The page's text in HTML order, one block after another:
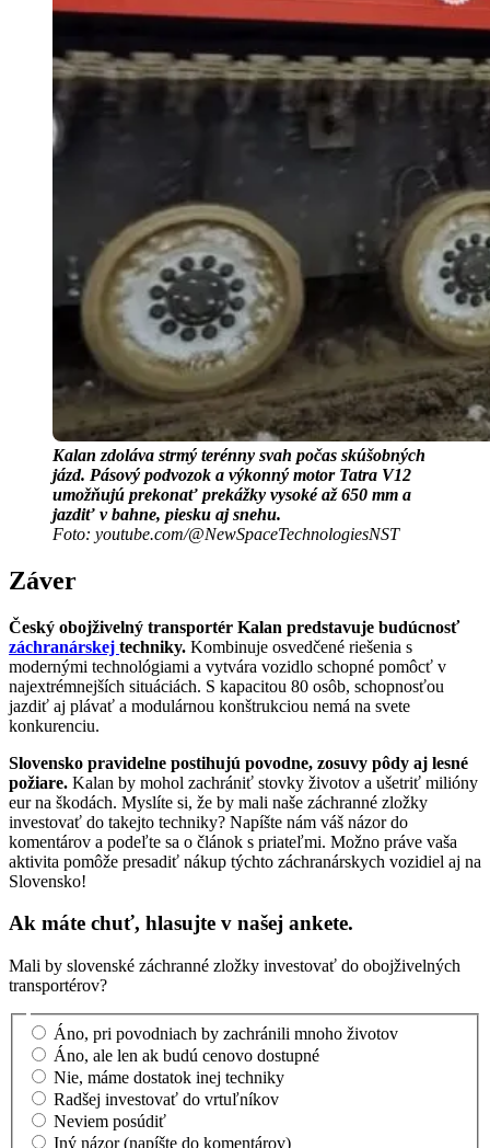
Kalan zdoláva strmý terénny svah počas skúšobných
jázd. Pásový podvozok a výkonný motor Tatra V12
umožňujú prekonať prekážky vysoké až 650 mm a
jazdiť v bahne, piesku aj snehu.
Foto: youtube.com/@NewSpaceTechnologiesNST
Záver
Český obojživelný transportér Kalan predstavuje budúcnosť
záchranárskej techniky. Kombinuje osvedčené riešenia s
modernými technológiami a vytvára vozidlo schopné pomôcť v
najextrémnejších situáciách. S kapacitou 80 osôb, schopnosťou
jazdiť aj plávať a modulárnou konštrukciou nemá na svete
konkurenciu.
Slovensko pravidelne postihujú povodne, zosuvy pôdy aj lesné
požiare. Kalan by mohol zachrániť stovky životov a ušetriť milióny
eur na škodách. Myslíte si, že by mali naše záchranné zložky
investovať do takejto techniky? Napíšte nám váš názor do
komentárov a podeľte sa o článok s priateľmi. Možno práve vaša
aktivita pomôže presadiť nákup týchto záchranárskych vozidiel aj na
Slovensko!
Ak máte chuť, hlasujte v našej ankete.
Mali by slovenské záchranné zložky investovať do obojživelných
transportérov?
Áno, pri povodniach by zachránili mnoho životov
Áno, ale len ak budú cenovo dostupné
Nie, máme dostatok inej techniky
Radšej investovať do vrtuľníkov
Neviem posúdiť
Iný názor (napíšte do komentárov)